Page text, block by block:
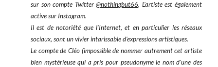
sur son compte Twitter@nothingbut66. L'artiste est également
active sur Instagram.
Il est de notoriété que l'Internet, et en particulier les réseaux
sociaux, sont un vivier intarissable d'expressions artistiques.
Le compte de Cléo (impossible de nommer autrement cet artiste
bien mystérieuse qui a pris pour pseudonyme le nom d'une des